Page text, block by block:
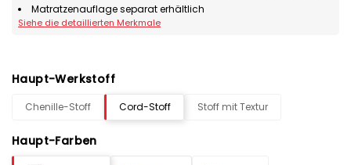
Matratzenauflage separat erhältlich
Siehe die detaillierten Merkmale
Haupt-Werkstoff
Chenille-Stoff Cord-Stoff Stoff mit Textur
Haupt-Farben